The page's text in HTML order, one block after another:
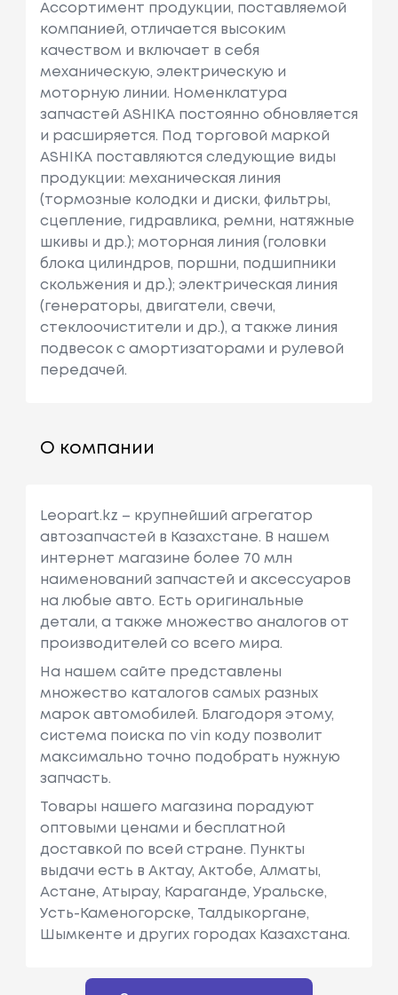
Ассортимент продукции, поставляемой
компанией, отличается высоким
качеством и включает в себя
механическую, электрическую и
моторную линии. Номенклатура
запчастей ASHIKA постоянно обновляется
и расширяется. Под торговой маркой
ASHIKA поставляются следующие виды
продукции: механическая линия
(тормозные колодки и диски, фильтры,
сцепление, гидравлика, ремни, натяжные
шкивы и др.); моторная линия (головки
блока цилиндров, поршни, подшипники
скольжения и др.); электрическая линия
(генераторы, двигатели, свечи,
стеклоочистители и др.), а также линия
подвесок с амортизаторами и рулевой
передачей.
О компании
Leopart.kz – крупнейший агрегатор
автозапчастей в Казахстане. В нашем
интернет магазине более 70 млн
наименований запчастей и аксессуаров
на любые авто. Есть оригинальные
детали, а также множество аналогов от
производителей со всего мира.
На нашем сайте представлены
множество каталогов самых разных
марок автомобилей. Благодоря этому,
система поиска по vin коду позволит
максимально точно подобрать нужную
запчасть.
Товары нашего магазина порадуют
оптовыми ценами и бесплатной
доставкой по всей стране. Пункты
выдачи есть в Актау, Актобе, Алматы,
Астане, Атырау, Караганде, Уральске,
Усть-Каменогорске, Талдыкоргане,
Шымкенте и других городах Казахстана.